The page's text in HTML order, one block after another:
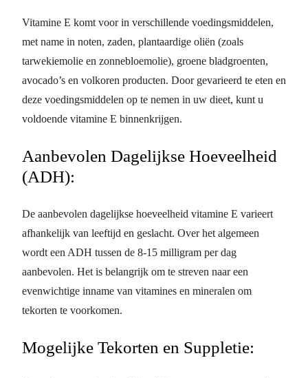
Vitamine E komt voor in verschillende voedingsmiddelen,
met name in noten, zaden, plantaardige oliën (zoals
tarwekiemolie en zonnebloemolie), groene bladgroenten,
avocado’s en volkoren producten. Door gevarieerd te eten en
deze voedingsmiddelen op te nemen in uw dieet, kunt u
voldoende vitamine E binnenkrijgen.
Aanbevolen Dagelijkse Hoeveelheid
(ADH):
De aanbevolen dagelijkse hoeveelheid vitamine E varieert
afhankelijk van leeftijd en geslacht. Over het algemeen
wordt een ADH tussen de 8-15 milligram per dag
aanbevolen. Het is belangrijk om te streven naar een
evenwichtige inname van vitamines en mineralen om
tekorten te voorkomen.
Mogelijke Tekorten en Suppletie: